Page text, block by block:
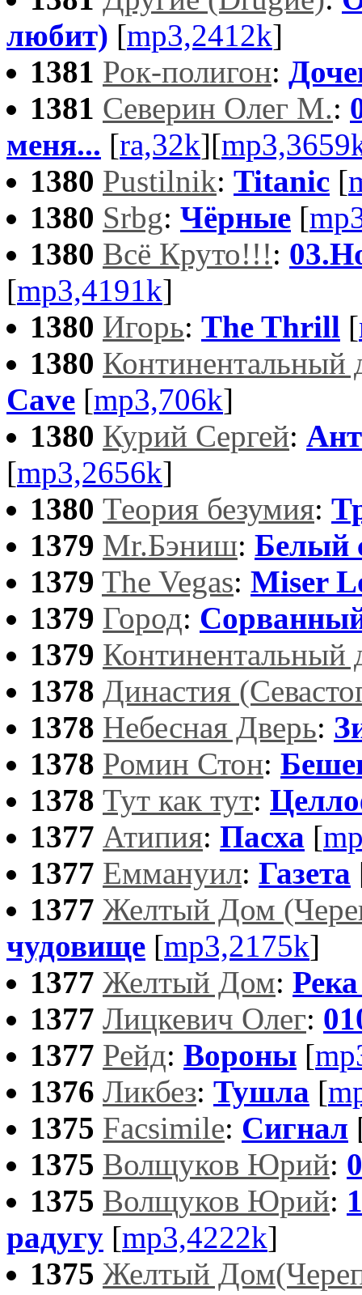
любит) [mp3,2412k]
1381 Рок-полигон:
1381 Северин Олег М.:
меня... [ra,32k][
1380 Pustilnik: Titanic [
1380 Srbg: Чёрные [
1380 Всё Круто!!!:
[mp3,4191k]
1380 Игорь: The Thrill [
1380 Континентальный
Cave [mp3,706k]
1380 Курий Сергей:
[mp3,2656k]
1380 Теория безумия:
1379 Mr.Бэниш: Белый
1379 The Vegas: Miser
1379 Город:
1379 Континентальный
1378 Династия
1378 Небесная Дверь:
1378 Ромин Стон:
1378 Тут как тут:
1377 Атипия: Пасха [
1377 Еммануил: Газета
1377 Желтый Дом
чудовище [mp3,2175k]
1377 Желтый Дом:
1377 Лицкевич Олег:
1377 Рейд: Вороны [
1376 Ликбез: Тушла [
1375 Facsimile: Сигнал
1375 Волщуков Юрий:
1375 Волщуков Юрий:
радугу [mp3,4222k]
1375 Желтый